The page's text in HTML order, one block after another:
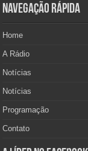
Navegação Rápida
Home
A Rádio
Notícias
Notícias
Programação
Contato